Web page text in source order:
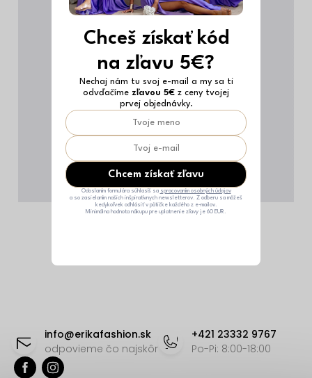
info@erikafashion.sk
odpovieme čo najskôr
+421 23332 9767
Po-Pi: 8:00-18:00
Chceš získať kód
na zľavu 5€?
Nechaj nám tu svoj e-mail a my sa ti
odvďačíme zľavou 5€ z ceny tvojej
prvej objednávky.
Chcem získať zľavu
Odoslaním formulára súhlasíš sa spracovaním osobných údajov
a so zasielaním našich inšpiratívnych newsletterov. Z odberu sa môžeš
kedykoľvek odhlásiť v pätičke každého z e-mailov.
Minimálna hodnota nákupu pre uplatnenie zľavy je 60 EUR.